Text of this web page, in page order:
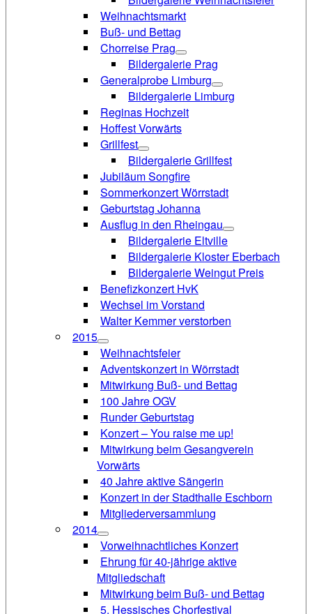
Weihnachtsmarkt
Buß- und Bettag
Chorreise Prag
Bildergalerie Prag
Generalprobe Limburg
Bildergalerie Limburg
Reginas Hochzeit
Hoffest Vorwärts
Grillfest
Bildergalerie Grillfest
Jubiläum Songfire
Sommerkonzert Wörrstadt
Geburtstag Johanna
Ausflug in den Rheingau
Bildergalerie Eltville
Bildergalerie Kloster Eberbach
Bildergalerie Weingut Preis
Benefizkonzert HvK
Wechsel im Vorstand
Walter Kemmer verstorben
2015
Weihnachtsfeier
Adventskonzert in Wörrstadt
Mitwirkung Buß- und Bettag
100 Jahre OGV
Runder Geburtstag
Konzert – You raise me up!
Mitwirkung beim Gesangverein
Vorwärts
40 Jahre aktive Sängerin
Konzert in der Stadthalle Eschborn
Mitgliederversammlung
2014
Vorweihnachtliches Konzert
Ehrung für 40-jährige aktive
Mitgliedschaft
Mitwirkung beim Buß- und Bettag
5. Hessisches Chorfestival